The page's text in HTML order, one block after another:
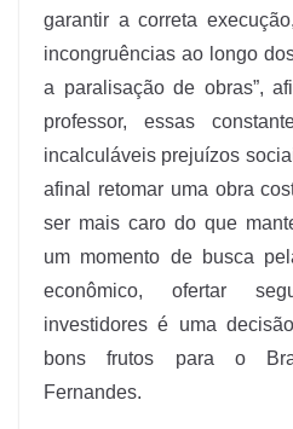
garantir a correta
incongruências ao longo
a paralisação de obras”,
professor, essas
incalculáveis prejuízos
afinal retomar uma obra
ser mais caro do que
um momento de busca
econômico, ofertar
investidores é uma
bons frutos para o
Fernandes.